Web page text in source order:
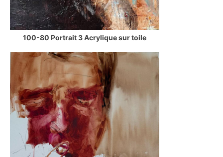
100-80 Portrait 3 Acrylique sur toile